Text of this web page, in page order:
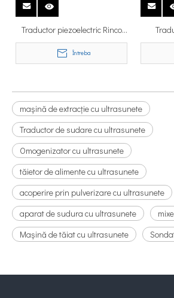
detalii
Traductor piezoelectric Rinco
Ultasonics C35 – 10 3081 35
kHz C35 – 10 3081
Întreba
mașină de extracție cu ultrasunete
Traductor de sudare cu ultrasunete
Omogenizator cu ultrasunete
tăietor de alimente cu ultrasunete
acoperire prin pulverizare cu ultrasunete
aparat de sudura cu ultrasunete
Mașină de tăiat cu ultrasunete